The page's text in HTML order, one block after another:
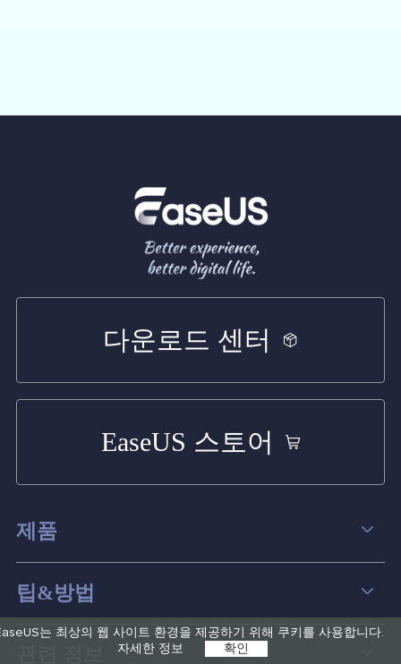
는 최상의 웹 사이트 환경을 제공하기 위해 쿠키를 사용합니다.
자세한 정보
확인
다운로드 센터
EaseUS 스토어
제품
데이터 복구
파티션 관리
팁&방법
컴퓨터 데이터 복구 팁